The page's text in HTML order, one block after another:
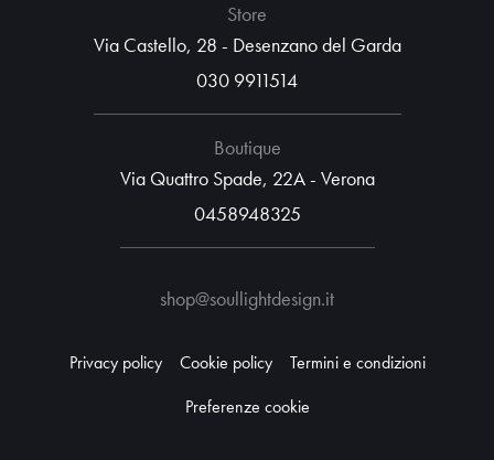
Store
Via Castello, 28 - Desenzano del Garda
030 9911514
Boutique
Via Quattro Spade, 22A - Verona
0458948325
shop@soullightdesign.it
Privacy policy Cookie policy
Termini e condizioni
Preferenze cookie